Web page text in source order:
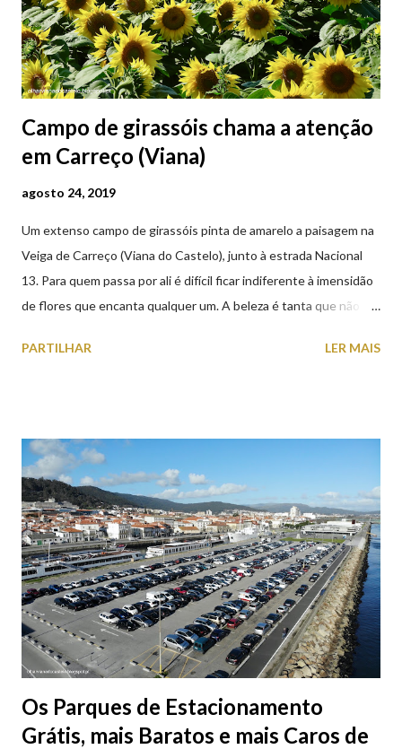
Campo de girassóis chama a atenção
em Carreço (Viana)
agosto 24, 2019
Um extenso campo de girassóis pinta de amarelo a paisagem na
Veiga de Carreço (Viana do Castelo), junto à estrada Nacional
13. Para quem passa por ali é difícil ficar indiferente à imensidão
de flores que encanta qualquer um. A beleza é tanta que não
aproveite a paisagem como cenário para tirar algumas
PARTILHAR LER MAIS
Os Parques de Estacionamento
Grátis, mais Baratos e mais Caros de